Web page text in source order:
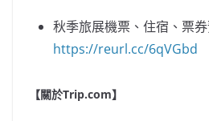
秋季旅展機票、住宿、票券
https://reurl.cc/6qVGbd
【關於Trip.com】